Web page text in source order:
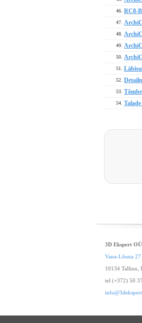
46. RC8-
47.
48.
49.
50.
51.
52.
53.
54.
3D Ekspert OÜ
Vana-Lõuna 27
10134 Tallinn,
tel (+372) 50